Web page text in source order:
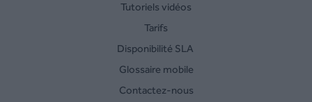
Tutoriels vidéos
Tarifs
Disponibilité SLA
Glossaire mobile
Contactez-nous